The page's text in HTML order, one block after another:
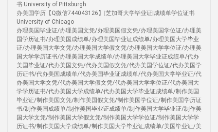
书 University of Pittsburgh
办美国学历【Q微信744043126】|芝加哥大学毕业证|成绩单学位证书
University of Chicago
办理美国毕业证/办理美国文凭/办理美国假文凭/办理美国学位证/办理美
国学历证书/办理美国成绩单/办理美国毕业证成绩单/办理美国大学毕业
证/办理美国大学文凭/办理美国大学假文凭/办理美国大学学位证/办理美
国大学学历证书/办理美国大学成绩单/办理美国大学毕业证成绩单/代办
美国毕业证/代办美国文凭/代办美国假文凭/代办美国学位证/代办美国学
历证书/代办美国成绩单/代办美国毕业证成绩单/代办美国大学毕业证/代
办美国大学文凭/代办美国大学假文凭/代办美国大学学位证/代办美国大
学学历证书/代办美国大学成绩单/代办美国大学毕业证成绩单/制作美国
毕业证/制作美国文凭/制作美国假文凭/制作美国学位证/制作美国学历证
书/制作美国成绩单/制作美国毕业证成绩单/制作美国大学毕业证/制作美
国大学文凭/制作美国大学假文凭/制作美国大学学位证/制作美国大学学
历证书/制作美国大学成绩单/制作美国大学毕业证成绩单/美国毕业证/美